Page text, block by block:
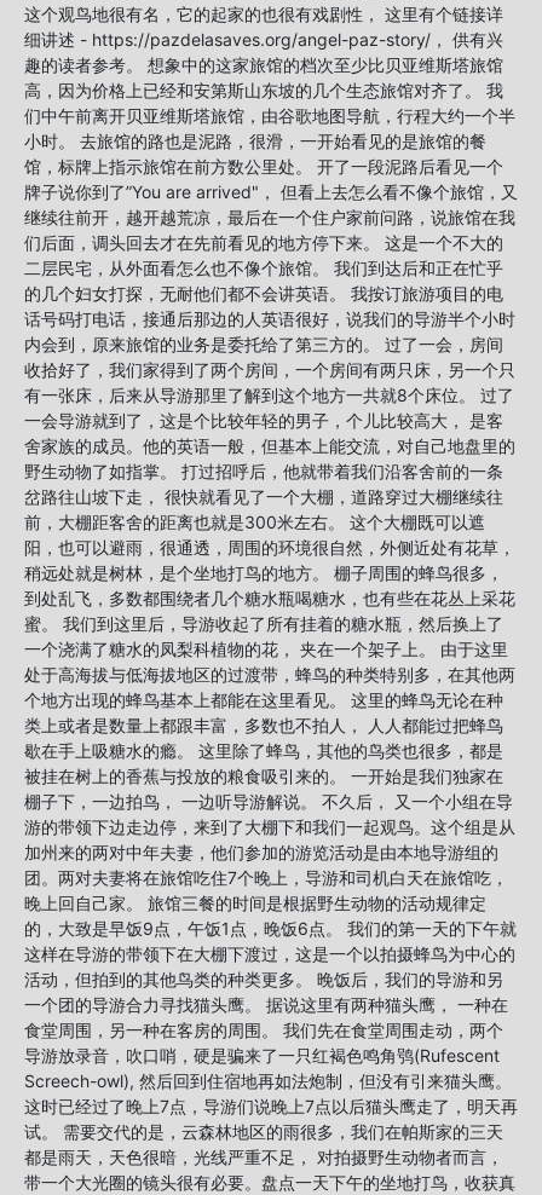
这个观鸟地很有名，它的起家的也很有戏剧性， 这里有个链接详
细讲述 - https://pazdelasaves.org/angel-paz-story/， 供有兴
趣的读者参考。 想象中的这家旅馆的档次至少比贝亚维斯塔旅馆
高，因为价格上已经和安第斯山东坡的几个生态旅馆对齐了。 我
们中午前离开贝亚维斯塔旅馆，由谷歌地图导航，行程大约一个半
小时。 去旅馆的路也是泥路，很滑，一开始看见的是旅馆的餐
馆，标牌上指示旅馆在前方数公里处。 开了一段泥路后看见一个
牌子说你到了”You are arrived"， 但看上去怎么看不像个旅馆，又
继续往前开，越开越荒凉，最后在一个住户家前问路，说旅馆在我
们后面，调头回去才在先前看见的地方停下来。 这是一个不大的
二层民宅，从外面看怎么也不像个旅馆。 我们到达后和正在忙乎
的几个妇女打探，无耐他们都不会讲英语。 我按订旅游项目的电
话号码打电话，接通后那边的人英语很好，说我们的导游半个小时
内会到，原来旅馆的业务是委托给了第三方的。 过了一会，房间
收拾好了，我们家得到了两个房间，一个房间有两只床，另一个只
有一张床，后来从导游那里了解到这个地方一共就8个床位。 过了
一会导游就到了，这是个比较年轻的男子，个儿比较高大， 是客
舍家族的成员。他的英语一般，但基本上能交流，对自己地盘里的
野生动物了如指掌。 打过招呼后，他就带着我们沿客舍前的一条
岔路往山坡下走， 很快就看见了一个大棚，道路穿过大棚继续往
前，大棚距客舍的距离也就是300米左右。 这个大棚既可以遮
阳，也可以避雨，很通透，周围的环境很自然，外侧近处有花草，
稍远处就是树林，是个坐地打鸟的地方。 棚子周围的蜂鸟很多，
到处乱飞，多数都围绕者几个糖水瓶喝糖水，也有些在花丛上采花
蜜。 我们到这里后，导游收起了所有挂着的糖水瓶，然后换上了
一个浇满了糖水的凤梨科植物的花， 夹在一个架子上。 由于这里
处于高海拔与低海拔地区的过渡带，蜂鸟的种类特别多，在其他两
个地方出现的蜂鸟基本上都能在这里看见。 这里的蜂鸟无论在种
类上或者是数量上都跟丰富，多数也不拍人， 人人都能过把蜂鸟
歇在手上吸糖水的瘾。 这里除了蜂鸟，其他的鸟类也很多，都是
被挂在树上的香蕉与投放的粮食吸引来的。 一开始是我们独家在
棚子下，一边拍鸟， 一边听导游解说。 不久后， 又一个小组在导
游的带领下边走边停，来到了大棚下和我们一起观鸟。这个组是从
加州来的两对中年夫妻，他们参加的游览活动是由本地导游组的
团。两对夫妻将在旅馆吃住7个晚上，导游和司机白天在旅馆吃，
晚上回自己家。 旅馆三餐的时间是根据野生动物的活动规律定
的，大致是早饭9点，午饭1点，晚饭6点。 我们的第一天的下午就
这样在导游的带领下在大棚下渡过，这是一个以拍摄蜂鸟为中心的
活动，但拍到的其他鸟类的种类更多。 晚饭后，我们的导游和另
一个团的导游合力寻找猫头鹰。 据说这里有两种猫头鹰， 一种在
食堂周围，另一种在客房的周围。 我们先在食堂周围走动，两个
导游放录音，吹口哨，硬是骗来了一只红褐色鸣角鸮(Rufescent
Screech-owl), 然后回到住宿地再如法炮制，但没有引来猫头鹰。
这时已经过了晚上7点，导游们说晚上7点以后猫头鹰走了，明天再
试。 需要交代的是，云森林地区的雨很多，我们在帕斯家的三天
都是雨天，天色很暗，光线严重不足， 对拍摄野生动物者而言，
带一个大光圈的镜头很有必要。盘点一天下午的坐地打鸟，收获真